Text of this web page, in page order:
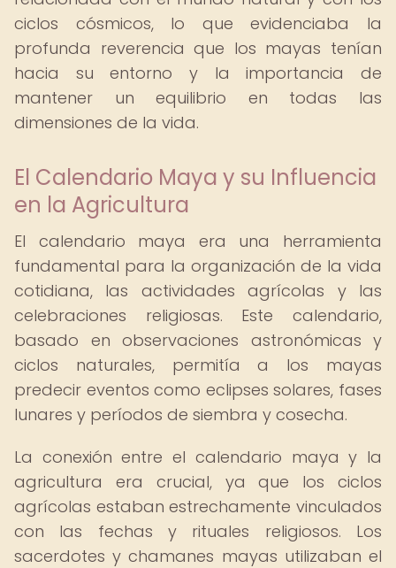
ciclos cósmicos, lo que evidenciaba la
profunda reverencia que los mayas tenían
hacia su entorno y la importancia de
mantener un equilibrio en todas las
dimensiones de la vida.
El Calendario Maya y su Influencia
en la Agricultura
El calendario maya era una herramienta
fundamental para la organización de la vida
cotidiana, las actividades agrícolas y las
celebraciones religiosas. Este calendario,
basado en observaciones astronómicas y
ciclos naturales, permitía a los mayas
predecir eventos como eclipses solares, fases
lunares y períodos de siembra y cosecha.
La conexión entre el calendario maya y la
agricultura era crucial, ya que los ciclos
agrícolas estaban estrechamente vinculados
con las fechas y rituales religiosos. Los
sacerdotes y chamanes mayas utilizaban el